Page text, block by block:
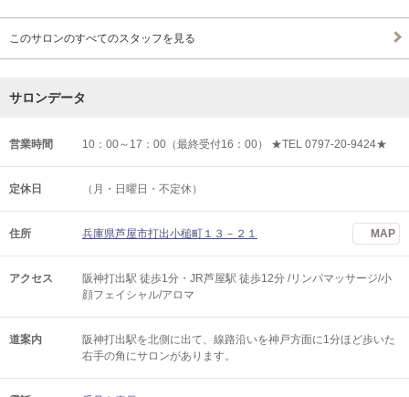
このサロンのすべてのスタッフを見る
サロンデータ
営業時間 10：00～17：00（最終受付16：00） ★TEL 0797-20-9424★
定休日 （月・日曜日・不定休）
住所 兵庫県芦屋市打出小槌町１３－２１ MAP
アクセス
阪神打出駅 徒歩1分・JR芦屋駅 徒歩12分 /リンパマッサージ/小
顔フェイシャル/アロマ
道案内
阪神打出駅を北側に出て、線路沿いを神戸方面に1分ほど歩いた
右手の角にサロンがあります。